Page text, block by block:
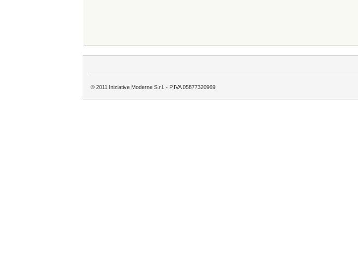
© 2011 Iniziative Moderne S.r.l. - P.IVA 05877320969